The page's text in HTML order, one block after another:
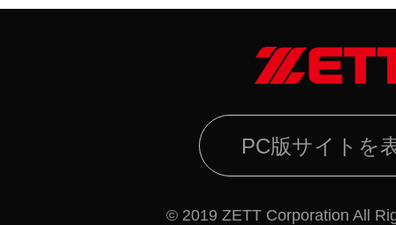
PC版サイトを
© 2019 ZETT Corporation All